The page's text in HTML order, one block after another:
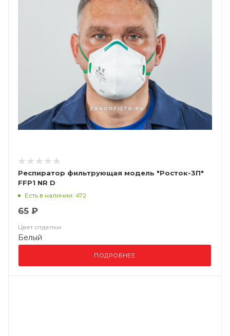
Респиратор фильтрующая модель "Росток-3П"
FFP1 NR D
Есть в наличии: 472
65 ₽
Цвет отделки
Белый
ПОДРОБНЕЕ